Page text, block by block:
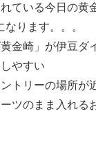
ている今日の黄
ります。。。
金崎」が伊豆ダ
やすい
トリーの場所
ツのまま入れる